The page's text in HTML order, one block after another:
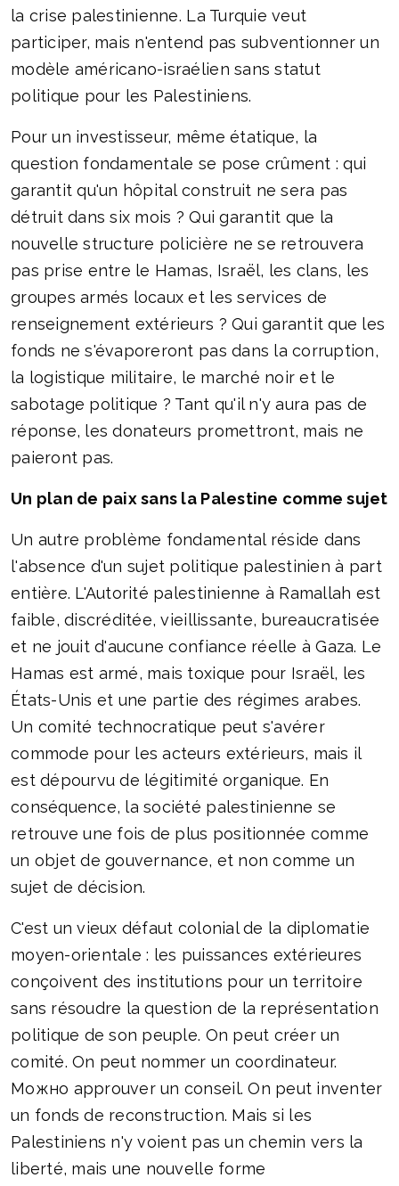
la crise palestinienne. La Turquie veut
participer, mais n'entend pas subventionner un
modèle américano-israélien sans statut
politique pour les Palestiniens.
Pour un investisseur, même étatique, la
question fondamentale se pose crûment : qui
garantit qu'un hôpital construit ne sera pas
détruit dans six mois ? Qui garantit que la
nouvelle structure policière ne se retrouvera
pas prise entre le Hamas, Israël, les clans, les
groupes armés locaux et les services de
renseignement extérieurs ? Qui garantit que les
fonds ne s'évaporeront pas dans la corruption,
la logistique militaire, le marché noir et le
sabotage politique ? Tant qu'il n'y aura pas de
réponse, les donateurs promettront, mais ne
paieront pas.
Un plan de paix sans la Palestine comme sujet
Un autre problème fondamental réside dans
l'absence d'un sujet politique palestinien à part
entière. L'Autorité palestinienne à Ramallah est
faible, discréditée, vieillissante, bureaucratisée
et ne jouit d'aucune confiance réelle à Gaza. Le
Hamas est armé, mais toxique pour Israël, les
États-Unis et une partie des régimes arabes.
Un comité technocratique peut s'avérer
commode pour les acteurs extérieurs, mais il
est dépourvu de légitimité organique. En
conséquence, la société palestinienne se
retrouve une fois de plus positionnée comme
un objet de gouvernance, et non comme un
sujet de décision.
C'est un vieux défaut colonial de la diplomatie
moyen-orientale : les puissances extérieures
conçoivent des institutions pour un territoire
sans résoudre la question de la représentation
politique de son peuple. On peut créer un
comité. On peut nommer un coordinateur.
Можно approuver un conseil. On peut inventer
un fonds de reconstruction. Mais si les
Palestiniens n'y voient pas un chemin vers la
liberté, mais une nouvelle forme